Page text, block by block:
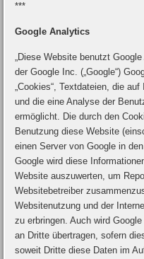
***
Google Analytics
„Diese Website benutzt
der Google Inc. („Google“)
„Cookies“, Textdateien, die
und die eine Analyse der
ermöglicht. Die durch den
Benutzung diese Website
einen Server von Google in
Google wird diese
Website auszuwerten, um
Websitebetreiber
Websitenutzung und der
zu erbringen. Auch wird
an Dritte übertragen, sofern
soweit Dritte diese Daten im